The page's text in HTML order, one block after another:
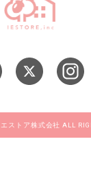
ストア株式会社 ALL